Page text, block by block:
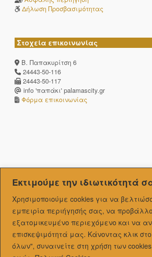
Εκτιμούμε την ιδιωτικότητά
Χρησιμοποιούμε cookies για να
εμπειρία περιήγησής σας, να
εξατομικευμένo περιεχόμενο και να
επισκεψιμότητά μας. Κάνοντας κλικ
όλων", συναινείτε στη χρήση των
Δήλωση Προσβασιμότητας
Στοχεία επικοινωνίας
Β. Παπακυρίτση 6
24443-50-116
24443-50-117
info 'παπάκι' palamascity.gr
Φόρμα επικοινωνίας